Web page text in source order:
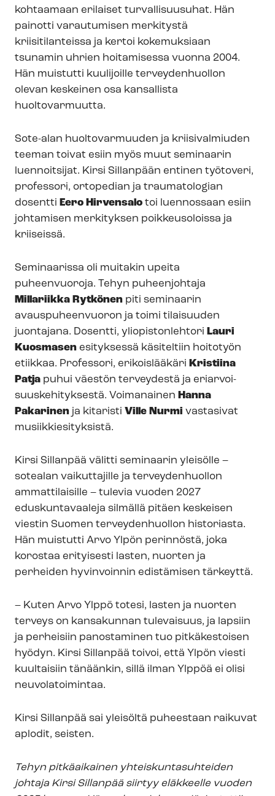
kohtaamaan erilaiset turvallisuusuhat. Hän
painotti varautumisen merkitystä
kriisitilanteissa ja kertoi kokemuksiaan
tsunamin uhrien hoitamisessa vuonna 2004.
Hän muistutti kuulijoille terveydenhuollon
olevan keskeinen osa kansallista
huoltovarmuutta.
Sote-alan huoltovarmuuden ja kriisivalmiuden
teeman toivat esiin myös muut seminaarin
luennoitsijat. Kirsi Sillanpään entinen työtoveri,
professori, ortopedian ja traumatologian
dosentti Eero Hirvensalo toi luennossaan esiin
johtamisen merkityksen poikkeusoloissa ja
kriiseissä.
Seminaarissa oli muitakin upeita
puheenvuoroja. Tehyn puheenjohtaja
Millariikka Rytkönen piti seminaarin
avauspuheenvuoron ja toimi tilaisuuden
juontajana. Dosentti, yliopistonlehtori Lauri
Kuosmasen esityksessä käsiteltiin hoitotyön
etiikkaa. Professori, erikoislääkäri Kristiina
Patja puhui väestön terveydestä ja eriar­voi­
suus­ke­hi­tyk­ses­tä. Voimanainen Hanna
Pakarinen ja kitaristi Ville Nurmi vastasivat
musiik­kie­si­tyk­sis­tä.
Kirsi Sillanpää välitti seminaarin yleisölle –
sotealan vaikuttajille ja terveydenhuollon
ammattilaisille – tulevia vuoden 2027
eduskuntavaaleja silmällä pitäen keskeisen
viestin Suomen terveydenhuollon historiasta.
Hän muistutti Arvo Ylpön perinnöstä, joka
korostaa erityisesti lasten, nuorten ja
perheiden hyvinvoinnin edistämisen tärkeyttä.
– Kuten Arvo Ylppö totesi, lasten ja nuorten
terveys on kansakunnan tulevaisuus, ja lapsiin
ja perheisiin panostaminen tuo pitkäkestoisen
hyödyn. Kirsi Sillanpää toivoi, että Ylpön viesti
kuultaisiin tänäänkin, sillä ilman Ylppöä ei olisi
neuvolatoimintaa.
Kirsi Sillanpää sai yleisöltä puheestaan raikuvat
aplodit, seisten.
Tehyn pitkäaikainen yh­teis­kun­ta­suh­tei­den
johtaja Kirsi Sillanpää siirtyy eläkkeelle vuoden